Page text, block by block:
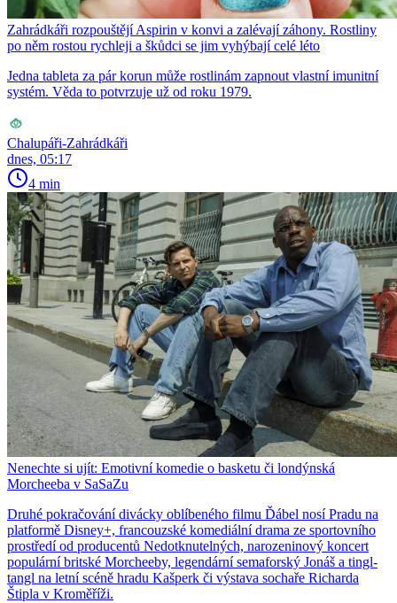
Zahrádkáři rozpouštějí Aspirin v konvi a zalévají záhony. Rostliny
po něm rostou rychleji a škůdci se jim vyhýbají celé léto
Jedna tableta za pár korun může rostlinám zapnout vlastní imunitní
systém. Věda to potvrzuje už od roku 1979.
Chalupáři-Zahrádkáři
dnes, 05:17
4 min
Nenechte si ujít: Emotivní komedie o basketu či londýnská
Morcheeba v SaSaZu
Druhé pokračování divácky oblíbeného filmu Ďábel nosí Pradu na
platformě Disney+, francouzské komediální drama ze sportovního
prostředí od producentů Nedotknutelných, narozeninový koncert
populární britské Morcheeby, legendární semaforský Jonáš a tingl-
tangl na letní scéně hradu Kašperk či výstava sochaře Richarda
Štipla v Kroměříži.